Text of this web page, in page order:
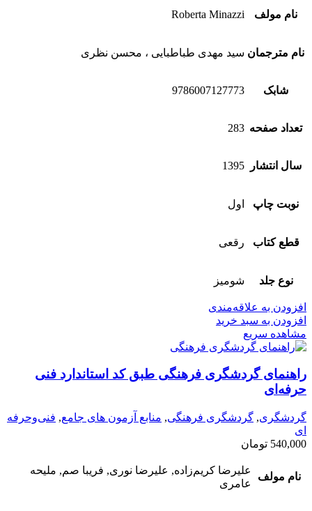
نام مولف Roberta Minazzi
نام مترجمان سید مهدی طباطبایی ، محسن نظری
شابک 9786007127773
تعداد صفحه 283
سال انتشار 1395
نوبت چاپ اول
قطع کتاب رقعی
نوع جلد شومیز
افزودن به علاقه‌مندی
افزودن به سبد خرید
مشاهده سریع
راهنمای گردشگری فرهنگی طبق کد استاندارد فنی
حرفه‌ای
گردشگری, گردشگری فرهنگی, منابع آزمون های جامع, فنی‌وحرفه‌
ای
540,000 تومان
نام مولف
علیرضا کریم‌زاده, علیرضا نوری, فریبا صم, ملیحه
عامری